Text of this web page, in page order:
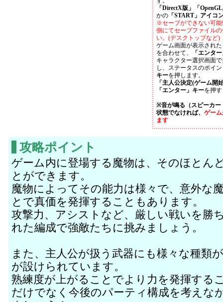
「DirectX版」「
かの 「START」アイコ
※セーブができない可
側にてセーブファイル
い。(デスクトップなど)
ゲーム画面が表示され
を合わせて、
「エンタ
キャラクター選択画面
し、ステータスのポイ
キーを押します。
「主人公決定(ゲーム開
「エンター」キーを押
※音が鳴る（スピーカー
状態でなければ、 ゲー
ます
攻略ポイント
ゲーム内に登場する魔物は、そのほとん
とができます。
魔物によってその能力は様々で、意外な
とで真価を発揮することもあります。
攻撃力、アシストなど、厳しい戦いを勝
れた編成で強敵たちに挑みましょう。
また、主人公が扱う武器にも様々な種類
が設けられています。
熟練度が上がることでより力を発揮する
だけでなく今後のパーティ構成を考えな